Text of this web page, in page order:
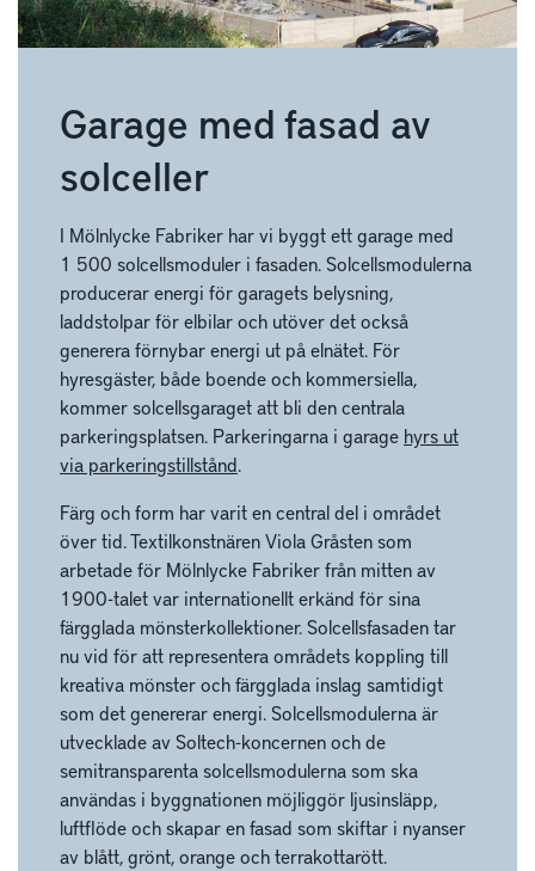
Garage med fasad av
solceller
I Mölnlycke Fabriker har vi byggt ett garage med
1 500 solcellsmoduler i fasaden. Solcellsmodulerna
producerar energi för garagets belysning,
laddstolpar för elbilar och utöver det också
generera förnybar energi ut på elnätet. För
hyresgäster, både boende och kommersiella,
kommer solcellsgaraget att bli den centrala
parkeringsplatsen. Parkeringarna i garage hyrs ut
via parkeringstillstånd.
Färg och form har varit en central del i området
över tid. Textilkonstnären Viola Gråsten som
arbetade för Mölnlycke Fabriker från mitten av
1900-talet var internationellt erkänd för sina
färgglada mönsterkollektioner. Solcellsfasaden tar
nu vid för att representera områdets koppling till
kreativa mönster och färgglada inslag samtidigt
som det genererar energi. Solcellsmodulerna är
utvecklade av Soltech-koncernen och de
semitransparenta solcellsmodulerna som ska
användas i byggnationen möjliggör ljusinsläpp,
luftflöde och skapar en fasad som skiftar i nyanser
av blått, grönt, orange och terrakottarött.